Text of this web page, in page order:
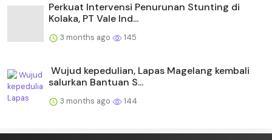
Perkuat Intervensi Penurunan Stunting di
Kolaka, PT Vale Ind...
3 months ago 145
Wujud kepedulian, Lapas Magelang kembali
salurkan Bantuan S...
3 months ago 144